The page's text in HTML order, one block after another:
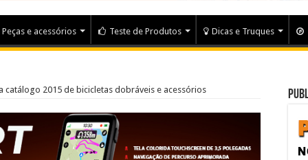
Peças e acessórios Teste de Produtos Dicas e Truques
catálogo 2015 de bicicletas dobráveis e acessórios